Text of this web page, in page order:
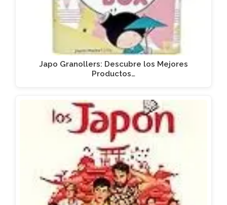
Japo Granollers: Descubre los Mejores
Productos…